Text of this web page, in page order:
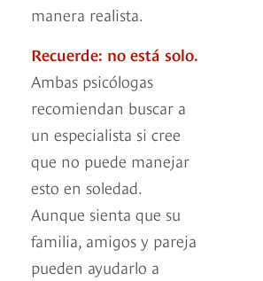
manera realista.
Recuerde: no está solo.
Ambas psicólogas
recomiendan buscar a
un especialista si cree
que no puede manejar
esto en soledad.
Aunque sienta que su
familia, amigos y pareja
pueden ayudarlo a